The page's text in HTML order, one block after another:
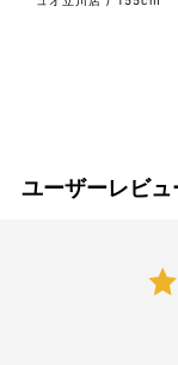
ユーザーレビュ